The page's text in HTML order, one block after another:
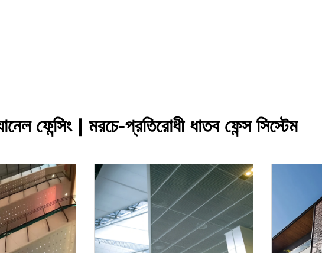
ফেন্সিং | মরচে-প্রতিরোধী ধাতব ফেন্স সিস্টেম